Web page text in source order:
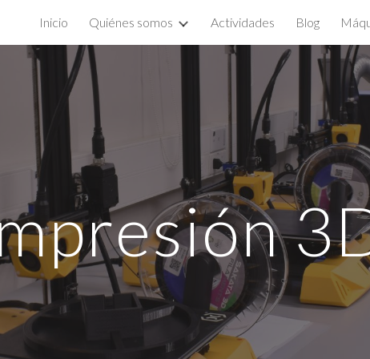
to main content Skip to
Inicio Quiénes somos Actividades Blog